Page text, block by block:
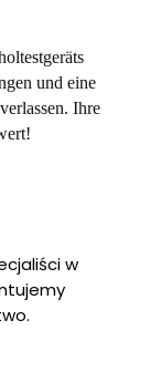
und eine
Ihre
w